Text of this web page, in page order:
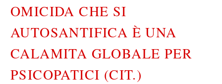
OMICIDA CHE SI
AUTOSANTIFICA È UNA
CALAMITA GLOBALE PER
PSICOPATICI (CIT.)